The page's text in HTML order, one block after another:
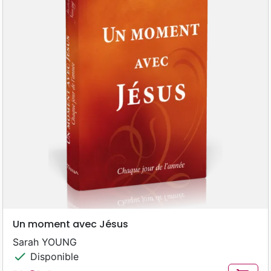
Un moment avec Jésus
Sarah YOUNG
check Disponible